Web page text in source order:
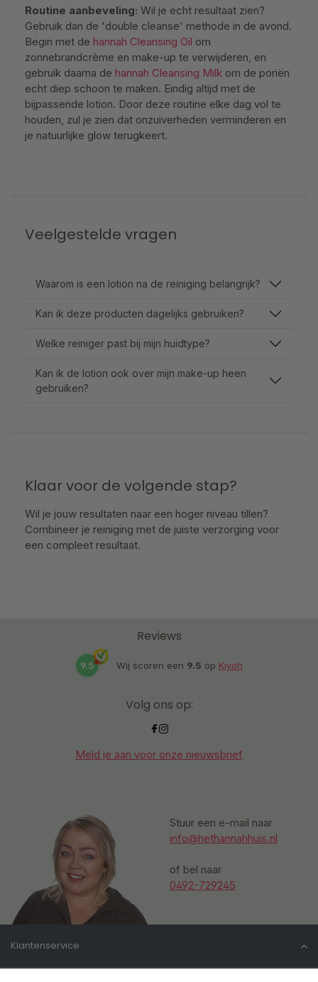
Routine aanbeveling: Wil je echt resultaat zien?
Gebruik dan de 'double cleanse' methode in de avond.
Begin met de hannah Cleansing Oil om
zonnebrandcrème en make-up te verwijderen, en
gebruik daarna de hannah Cleansing Milk om de poriën
echt diep schoon te maken. Eindig altijd met de
bijpassende lotion. Door deze routine elke dag vol te
houden, zul je zien dat onzuiverheden verminderen en
je natuurlijke glow terugkeert.
Veelgestelde vragen
Waarom is een lotion na de reiniging belangrijk?
Kan ik deze producten dagelijks gebruiken?
Welke reiniger past bij mijn huidtype?
Kan ik de lotion ook over mijn make-up heen
gebruiken?
Klaar voor de volgende stap?
Wil je jouw resultaten naar een hoger niveau tillen?
Combineer je reiniging met de juiste verzorging voor
een compleet resultaat.
Stuur een e-mail naar
info@hethannahhuis.nl
of bel naar
0492-729245
Reviews
9.5 Wij scoren een 9.5 op Kiyoh
Volg ons op:
Meld je aan voor onze nieuwsbrief
Klantenservice